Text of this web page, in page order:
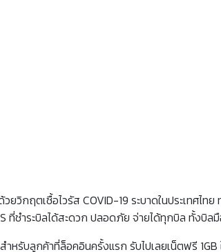
วยวิกฤตเชื้อไวรัส COVID-19 ระบาดในประเทศไ
ที่ชำระบิลได้สะดวก ปลอดภัย จ่ายได้ทุกบิล ทั้งบิล
ำหรับลูกค้าที่ล็อคอินครั้งแรก รับไปเลยเน็ตฟรี